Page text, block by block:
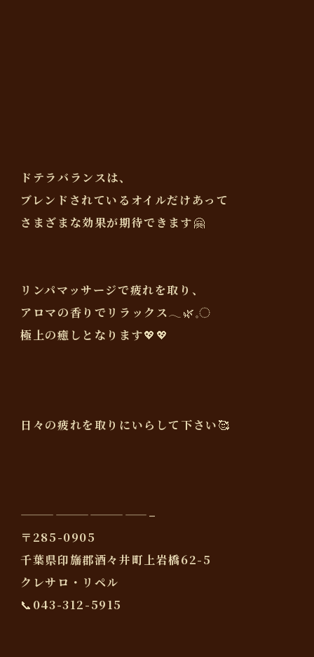
ドテラバランスは、
ブレンドされているオイルだけあって
さまざまな効果が期待できます🤗
リンパマッサージで疲れを取り、
アロマの香りでリラックス‪𓂃🌿𓈒◌
極上の癒しとなります💖💖
日々の疲れを取りにいらして下さい🥰
———————————–
〒285-0905
千葉県印旛郡酒々井町上岩橋62-5
クレサロ・リペル
📞043-312-5915